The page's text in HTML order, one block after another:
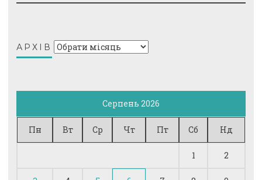
АРХІВ Архів
Серпень 2026
Пн Вт Ср Чт Пт Сб Нд
1 2